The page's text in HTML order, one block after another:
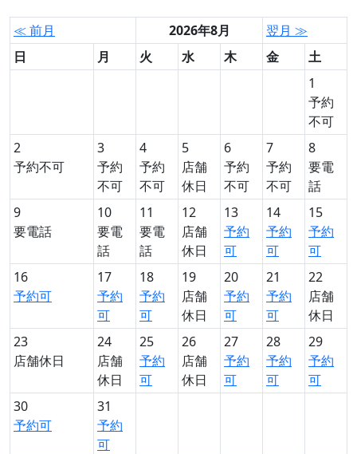
≪ 前月 2026年8月
翌月 ≫
日
月 火 水 木 金
土
1
予約
不可
2
予約不可
3
予約
不可
4
予約
不可
5
店舗
休日
6
予約
不可
7
予約
不可
8
要電
話
9
要電話
10
要電
話
11
要電
話
12
店舗
休日
13
予約
可
14
予約
可
15
予約
可
16
予約可
17
予約
可
18
予約
可
19
店舗
休日
20
予約
可
21
予約
可
22
店舗
休日
23
店舗休日
24
店舗
休日
25
予約
可
26
店舗
休日
27
予約
可
28
予約
可
29
予約
可
30
予約可
31
予約
可